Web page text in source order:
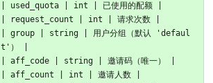
| used_quota | int | 已使用的配额 |
| request_count | int | 请求次数 |
| group | string | 用户分组（默认 'defaul
t'） |
| aff_code | string | 邀请码（唯一） |
| aff_count | int | 邀请人数 |